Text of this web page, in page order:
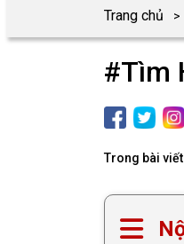
Trang chủ
#Tìm
Trong bài